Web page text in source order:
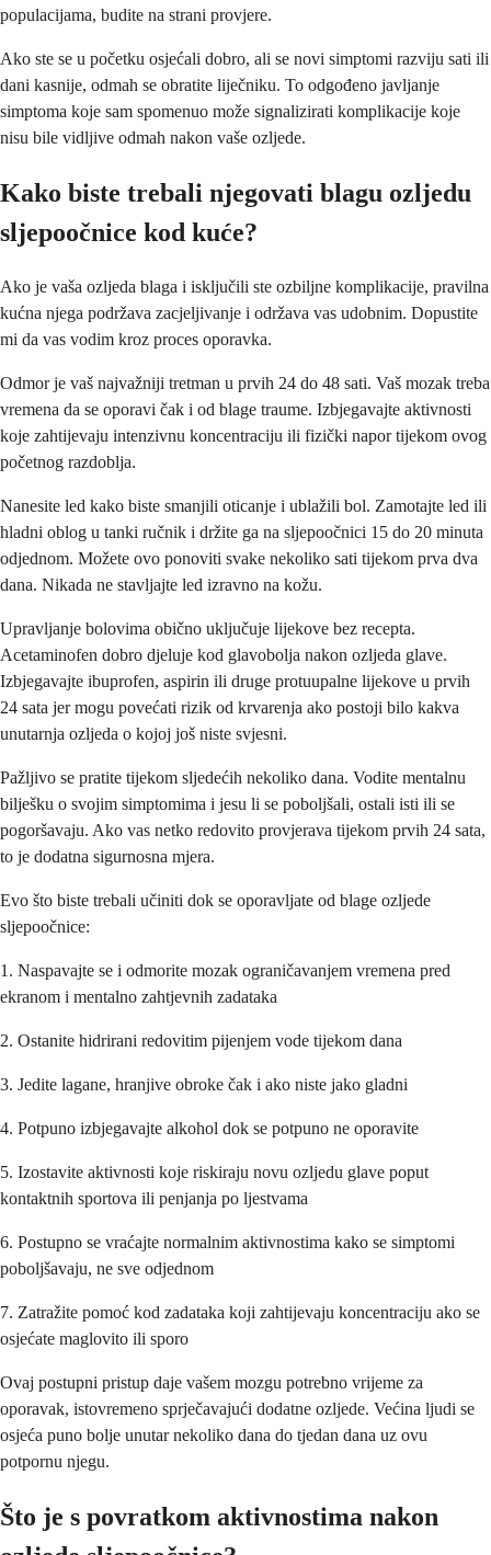
populacijama, budite na strani provjere.
Ako ste se u početku osjećali dobro, ali se novi simptomi razviju sati ili
dani kasnije, odmah se obratite liječniku. To odgođeno javljanje
simptoma koje sam spomenuo može signalizirati komplikacije koje
nisu bile vidljive odmah nakon vaše ozljede.
Kako biste trebali njegovati blagu ozljedu
sljepoočnice kod kuće?
Ako je vaša ozljeda blaga i isključili ste ozbiljne komplikacije, pravilna
kućna njega podržava zacjeljivanje i održava vas udobnim. Dopustite
mi da vas vodim kroz proces oporavka.
Odmor je vaš najvažniji tretman u prvih 24 do 48 sati. Vaš mozak treba
vremena da se oporavi čak i od blage traume. Izbjegavajte aktivnosti
koje zahtijevaju intenzivnu koncentraciju ili fizički napor tijekom ovog
početnog razdoblja.
Nanesite led kako biste smanjili oticanje i ublažili bol. Zamotajte led ili
hladni oblog u tanki ručnik i držite ga na sljepoočnici 15 do 20 minuta
odjednom. Možete ovo ponoviti svake nekoliko sati tijekom prva dva
dana. Nikada ne stavljajte led izravno na kožu.
Upravljanje bolovima obično uključuje lijekove bez recepta.
Acetaminofen dobro djeluje kod glavobolja nakon ozljeda glave.
Izbjegavajte ibuprofen, aspirin ili druge protuupalne lijekove u prvih
24 sata jer mogu povećati rizik od krvarenja ako postoji bilo kakva
unutarnja ozljeda o kojoj još niste svjesni.
Pažljivo se pratite tijekom sljedećih nekoliko dana. Vodite mentalnu
bilješku o svojim simptomima i jesu li se poboljšali, ostali isti ili se
pogoršavaju. Ako vas netko redovito provjerava tijekom prvih 24 sata,
to je dodatna sigurnosna mjera.
Evo što biste trebali učiniti dok se oporavljate od blage ozljede
sljepoočnice:
1. Naspavajte se i odmorite mozak ograničavanjem vremena pred
ekranom i mentalno zahtjevnih zadataka
2. Ostanite hidrirani redovitim pijenjem vode tijekom dana
3. Jedite lagane, hranjive obroke čak i ako niste jako gladni
4. Potpuno izbjegavajte alkohol dok se potpuno ne oporavite
5. Izostavite aktivnosti koje riskiraju novu ozljedu glave poput
kontaktnih sportova ili penjanja po ljestvama
6. Postupno se vraćajte normalnim aktivnostima kako se simptomi
poboljšavaju, ne sve odjednom
7. Zatražite pomoć kod zadataka koji zahtijevaju koncentraciju ako se
osjećate maglovito ili sporo
Ovaj postupni pristup daje vašem mozgu potrebno vrijeme za
oporavak, istovremeno sprječavajući dodatne ozljede. Većina ljudi se
osjeća puno bolje unutar nekoliko dana do tjedan dana uz ovu
potpornu njegu.
Što je s povratkom aktivnostima nakon